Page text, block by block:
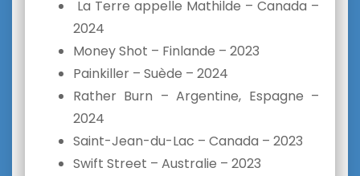
La Terre appelle Mathilde – Canada –
2024
Money Shot – Finlande – 2023
Painkiller – Suède – 2024
Rather Burn – Argentine, Espagne –
2024
Saint-Jean-du-Lac – Canada – 2023
Swift Street – Australie – 2023